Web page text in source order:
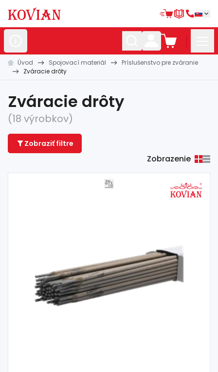
Nerezovépolotovary
Kované polotovary
Zábradlia amadlá
Bránovésystémy
Úvod Spojovací materiál
Príslušenstvo pre zváranie
Zváracie drôty
Zváracie drôty
(18 výrobkov)
Zobraziť filtre
Zobrazenie